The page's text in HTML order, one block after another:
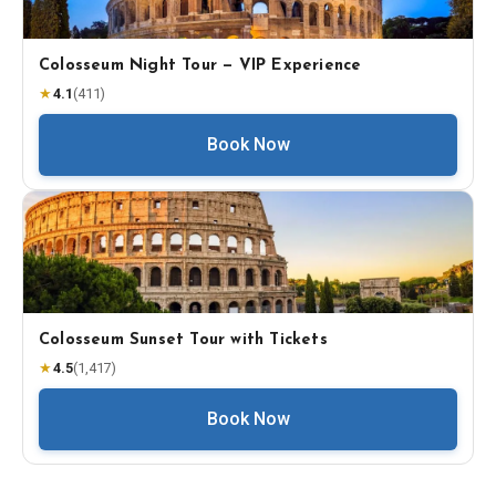
Colosseum Night Tour — VIP Experience
★4.1 (411)
Book Now
Colosseum Sunset Tour with Tickets
★4.5(1,417)
Book Now